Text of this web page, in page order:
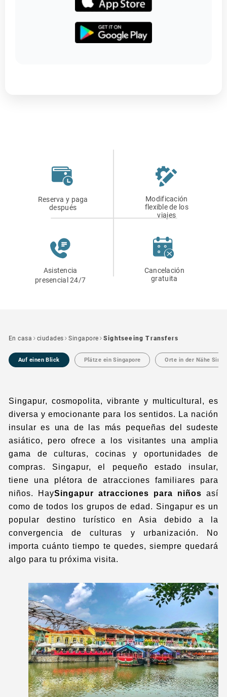
Reserva y paga
después
Modificación
flexible de los
viajes
Cancelación
gratuita
Asistencia
presencial 24/7
En casa ciudades Singapore Sightseeing Transfers
Auf einen Blick Plätze ein Singapore Orte in der Nähe
Singapur, cosmopolita, vibrante y multicultural, es
diversa y emocionante para los sentidos. La nación
insular es una de las más pequeñas del sudeste
asiático, pero ofrece a los visitantes una amplia
gama de culturas, cocinas y oportunidades de
compras. Singapur, el pequeño estado insular,
tiene una plétora de atracciones familiares para
niños. HaySingapur atracciones para niños así
como de todos los grupos de edad. Singapur es un
popular destino turístico en Asia debido a la
convergencia de culturas y urbanización. No
importa cuánto tiempo te quedes, siempre quedará
algo para tu próxima visita.